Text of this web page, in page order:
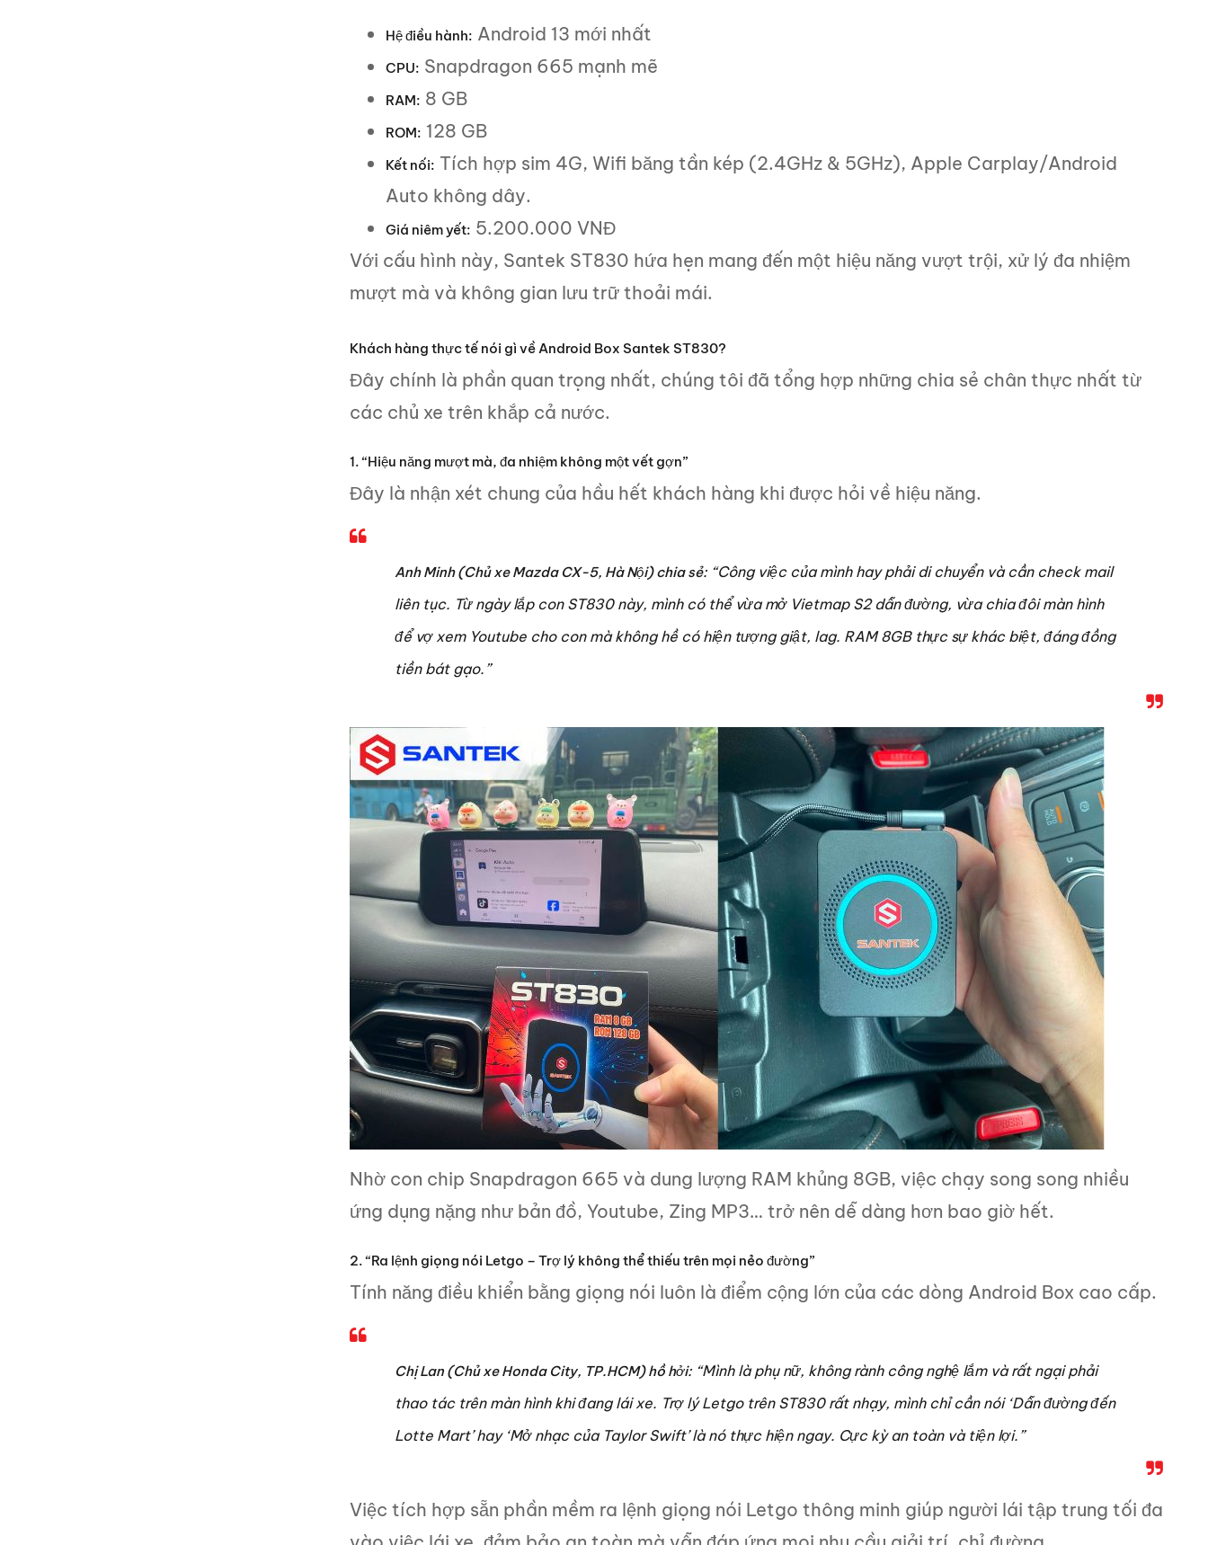
Hệ điều hành: Android 13 mới nhất
CPU: Snapdragon 665 mạnh mẽ
RAM: 8 GB
ROM: 128 GB
Kết nối: Tích hợp sim 4G, Wifi băng tần kép (2.4GHz & 5GHz), Apple Carplay/Android
Auto không dây.
Giá niêm yết: 5.200.000 VNĐ
Với cấu hình này, Santek ST830 hứa hẹn mang đến một hiệu năng vượt trội, xử lý đa nhiệm
mượt mà và không gian lưu trữ thoải mái.
Khách hàng thực tế nói gì về Android Box Santek ST830?
Đây chính là phần quan trọng nhất, chúng tôi đã tổng hợp những chia sẻ chân thực nhất từ
các chủ xe trên khắp cả nước.
1. “Hiệu năng mượt mà, đa nhiệm không một vết gợn”
Đây là nhận xét chung của hầu hết khách hàng khi được hỏi về hiệu năng.
Anh Minh (Chủ xe Mazda CX-5, Hà Nội) chia sẻ: “Công việc của mình hay phải di chuyển và cần check mail
liên tục. Từ ngày lắp con ST830 này, mình có thể vừa mở Vietmap S2 dẫn đường, vừa chia đôi màn hình
để vợ xem Youtube cho con mà không hề có hiện tượng giật, lag. RAM 8GB thực sự khác biệt, đáng đồng
tiền bát gạo.”
Nhờ con chip Snapdragon 665 và dung lượng RAM khủng 8GB, việc chạy song song nhiều
ứng dụng nặng như bản đồ, Youtube, Zing MP3… trở nên dễ dàng hơn bao giờ hết.
2. “Ra lệnh giọng nói Letgo – Trợ lý không thể thiếu trên mọi nẻo đường”
Tính năng điều khiển bằng giọng nói luôn là điểm cộng lớn của các dòng Android Box cao cấp.
Chị Lan (Chủ xe Honda City, TP.HCM) hồ hởi: “Mình là phụ nữ, không rành công nghệ lắm và rất ngại phải
thao tác trên màn hình khi đang lái xe. Trợ lý Letgo trên ST830 rất nhạy, mình chỉ cần nói ‘Dẫn đường đến
Lotte Mart’ hay ‘Mở nhạc của Taylor Swift’ là nó thực hiện ngay. Cực kỳ an toàn và tiện lợi.”
Việc tích hợp sẵn phần mềm ra lệnh giọng nói Letgo thông minh giúp người lái tập trung tối đa